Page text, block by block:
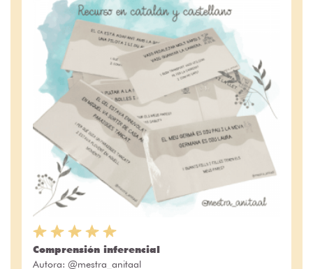
Comprensión inferencial
Autora: @mestra_anitaal